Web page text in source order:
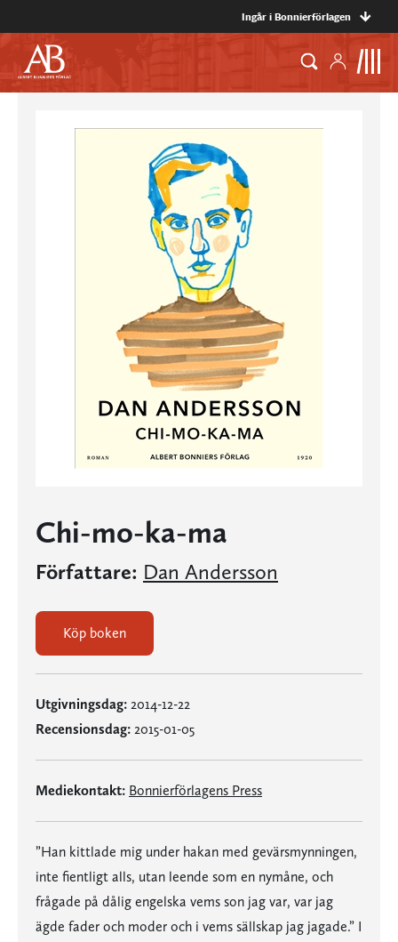
Ingår i Bonnierförlagen
Chi-mo-ka-ma
Författare: Dan Andersson
Köp boken
Utgivningsdag: 2014-12-22
Recensionsdag: 2015-01-05
Mediekontakt: Bonnierförlagens Press
”Han kittlade mig under hakan med gevärsmynningen,
inte fientligt alls, utan leende som en nymåne, och
frågade på dålig engelska vems son jag var, var jag
ägde fader och moder och i vems sällskap jag jagade.” I